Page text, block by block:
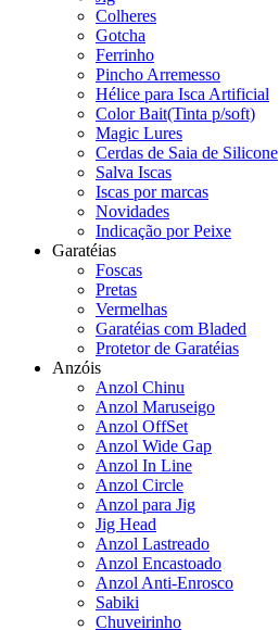
Colheres
Gotcha
Ferrinho
Pincho Arremesso
Hélice para Isca Artificial
Color Bait(Tinta p/soft)
Magic Lures
Cerdas de Saia de Silicone
Salva Iscas
Iscas por marcas
Novidades
Indicação por Peixe
Garatéias
Foscas
Pretas
Vermelhas
Garatéias com Bladed
Protetor de Garatéias
Anzóis
Anzol Chinu
Anzol Maruseigo
Anzol OffSet
Anzol Wide Gap
Anzol In Line
Anzol Circle
Anzol para Jig
Jig Head
Anzol Lastreado
Anzol Encastoado
Anzol Anti-Enrosco
Sabiki
Chuveirinho